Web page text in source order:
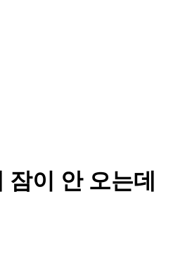
잠이 안 오는데